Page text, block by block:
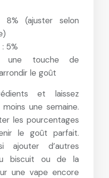
(ajuster selon
5%
une touche de
le goût
et laissez
une semaine.
les pourcentages
le goût parfait.
ajouter d’autres
biscuit ou de la
une vape encore